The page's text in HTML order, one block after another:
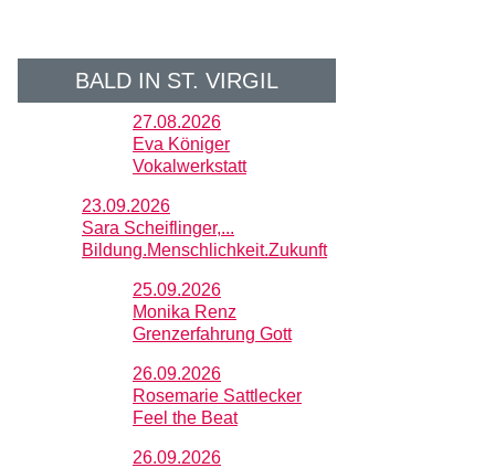
BALD IN ST. VIRGIL
27.08.2026
Eva Königer
Vokalwerkstatt
23.09.2026
Sara Scheiflinger,...
Bildung.Menschlichkeit.Zukunft
25.09.2026
Monika Renz
Grenzerfahrung Gott
26.09.2026
Rosemarie Sattlecker
Feel the Beat
26.09.2026